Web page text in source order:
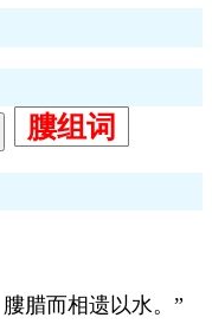
膢组词
腊而相遗以水。”